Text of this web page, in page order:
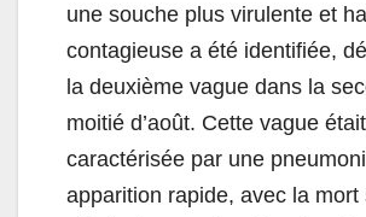
une souche plus virulente et
contagieuse a été identifiée,
la deuxième vague dans la
moitié d’août. Cette vague
caractérisée par une
apparition rapide, avec la mort